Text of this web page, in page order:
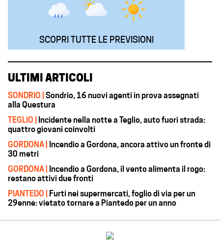
SCOPRI TUTTE LE PREVISIONI
ULTIMI ARTICOLI
SONDRIO | Sondrio, 16 nuovi agenti in prova assegnati
alla Questura
TEGLIO |
Incidente nella notte a Teglio, auto fuori strada:
quattro giovani coinvolti
GORDONA |
Incendio a Gordona, ancora attivo un fronte di
30 metri
GORDONA |
Incendio a Gordona, il vento alimenta il rogo:
restano attivi due fronti
PIANTEDO |
Furti nei supermercati, foglio di via per un
29enne: vietato tornare a Piantedo per un anno